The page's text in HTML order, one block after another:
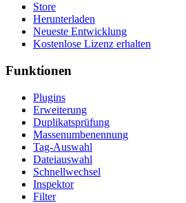
Store
Herunterladen
Neueste Entwicklung
Kostenlose Lizenz erhalten
Funktionen
Plugins
Erweiterung
Duplikatsprüfung
Massenumbenennung
Tag-Auswahl
Dateiauswahl
Schnellwechsel
Inspektor
Filter